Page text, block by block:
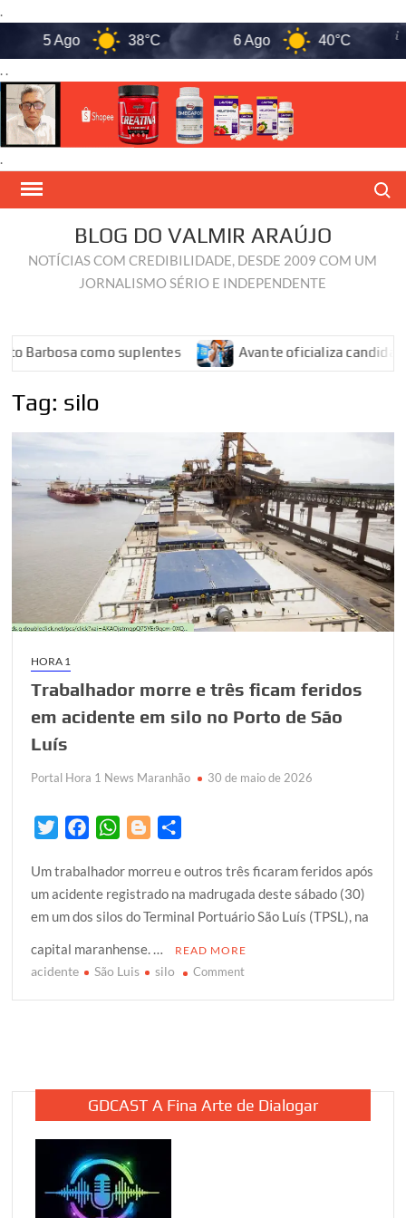
.
5 Ago 38°C 6 Ago 40°C
. .
.
Skip
BLOG DO VALMIR ARAÚJO
NOTÍCIAS COM CREDIBILIDADE, DESDE 2009 COM UM
JORNALISMO SÉRIO E INDEPENDENTE
como suplentes Avante oficializa candidatura
Tag: silo
HORA 1
Trabalhador morre e três ficam feridos
em acidente em silo no Porto de São
Luís
Portal Hora 1 News Maranhão 30 de maio de 2026
i
t
t
e
r
c
e
b
o
o
W
a
t
s
A
p
o
g
g
r
a
r
e
Um trabalhador morreu e outros três ficaram feridos após
um acidente registrado na madrugada deste sábado (30)
em um dos silos do Terminal Portuário São Luís (TPSL), na
capital maranhense. …
READ MORE
acidente São Luis silo Commenton
feridos
em
GDCAST A Fina Arte de Dialogar